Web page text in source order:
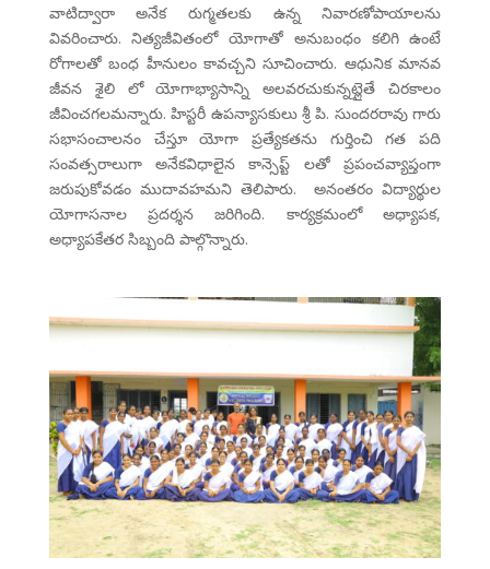
వాటిద్వారా అనేక రుగ్మతలకు ఉన్న నివారణోపాయాలను
వివరించారు. నిత్యజీవితంలో యోగాతో అనుబంధం కలిగి ఉంటే
రోగాలతో బంధ హీనులం కావచ్చని సూచించారు. ఆధునిక మానవ
జీవన శైలి లో యోగాభ్యాసాన్ని అలవరచుకున్నట్లైతే చిరకాలం
జీవించగలమన్నారు. హిస్టరీ ఉపన్యాసకులు శ్రీ పి. సుందరరావు గారు
సభాసంచాలనం చేస్తూ యోగా ప్రత్యేకతను గుర్తించి గత పది
సంవత్సరాలుగా అనేకవిధాలైన కాన్సెప్ట్ లతో ప్రపంచవ్యాప్తంగా
జరుపుకోవడం ముదావహమని తెలిపారు. అనంతరం విద్యార్థుల
యోగాసనాల ప్రదర్శన జరిగింది. కార్యక్రమంలో అధ్యాపక,
అధ్యాపకేతర సిబ్బంది పాల్గొన్నారు.